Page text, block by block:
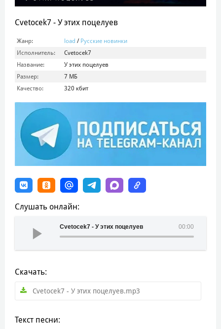
Cvetocek7 - У этих поцелуев
Жанр: load / Русские новинки
Исполнитель:
Cvetocek7
Название:
У этих поцелуев
Размер:
7 МБ
Качество:
320 кбит
Слушать онлайн:
00:00
Cvetocek7 - У этих поцелуев
Скачать:
Cvetocek7 - У этих поцелуев.mp3
Текст песни: